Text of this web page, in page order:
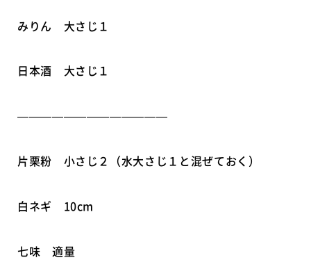
みりん 大さじ１
日本酒 大さじ１
—————————————
片栗粉 小さじ２（水大さじ１と混ぜておく）
白ネギ 10cm
七味 適量